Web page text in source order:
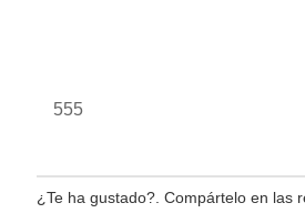
555
¿Te ha gustado?. Compártelo en las